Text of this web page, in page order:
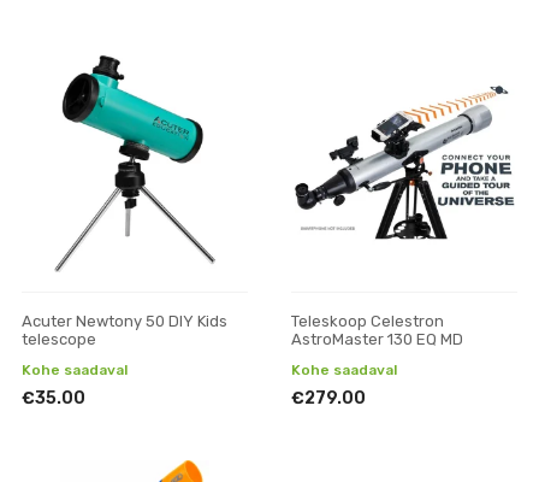
Acuter Newtony 50 DIY Kids
telescope
Kohe saadaval
€35.00
Teleskoop Celestron
AstroMaster 130 EQ MD
Kohe saadaval
€279.00